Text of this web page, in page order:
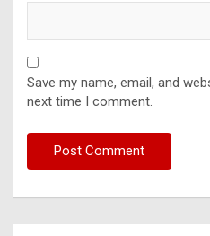
Save my name, email, and
next time I comment.